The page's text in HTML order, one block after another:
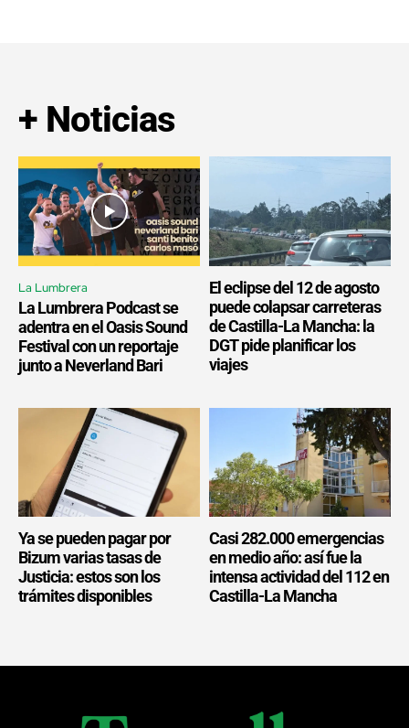
+ Noticias
La Lumbrera
La Lumbrera Podcast se
adentra en el Oasis Sound
Festival con un reportaje
junto a Neverland Bari
El eclipse del 12 de agosto
puede colapsar carreteras
de Castilla-La Mancha: la
DGT pide planificar los
viajes
Ya se pueden pagar por
Bizum varias tasas de
Justicia: estos son los
trámites disponibles
Casi 282.000 emergencias
en medio año: así fue la
intensa actividad del 112 en
Castilla-La Mancha